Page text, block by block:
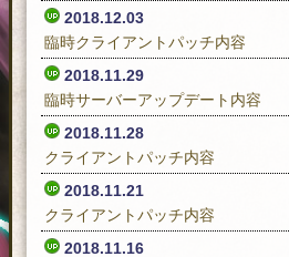
2018.12.03
臨時クライアントパッチ内容
2018.11.29
臨時サーバーアップデート内容
2018.11.28
クライアントパッチ内容
2018.11.21
クライアントパッチ内容
2018.11.16